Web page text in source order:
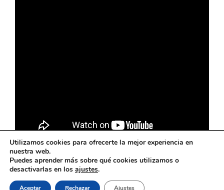
El ferrocarril en Andalucía © 2026
Utilizamos cookies para ofrecerte la mejor experiencia en
nuestra web.
Puedes aprender más sobre qué cookies utilizamos o
desactivarlas en los ajustes.
Aceptar Rechazar Ajustes